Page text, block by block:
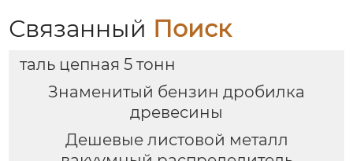
Связанный Поиск
таль цепная 5 тонн
Знаменитый бензин дробилка
древесины
Дешевые листовой металл